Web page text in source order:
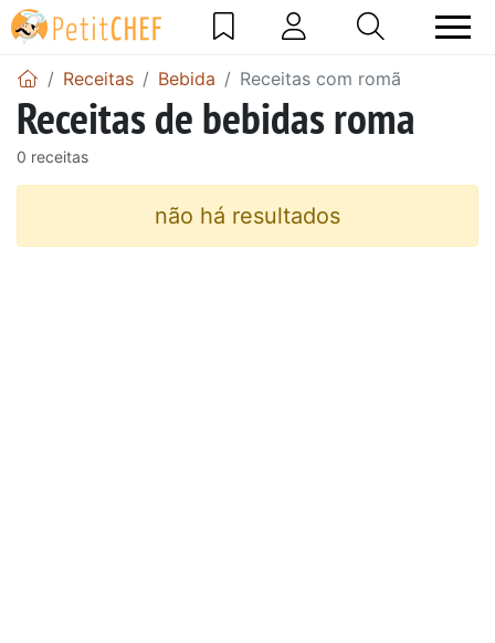
Receitas Bebida Receitas com romã
Receitas de bebidas roma
0 receitas
não há resultados